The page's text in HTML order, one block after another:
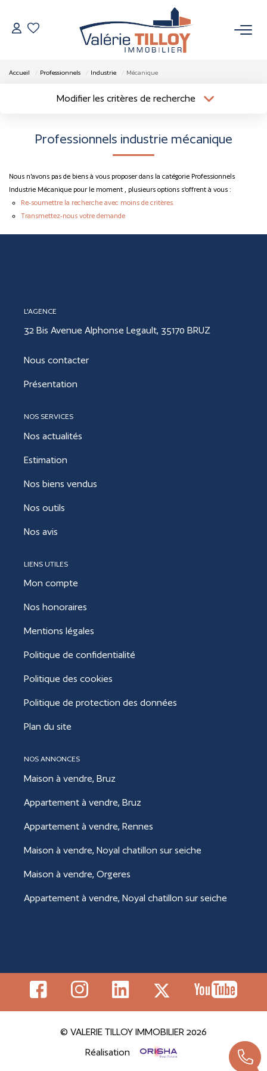
VENDRE
L’AGENCE
Qui Sommes Nous
Accueil Professionnels Industrie Mécanique
Modifier les critères de recherche
Plus de critères Créer une alerte
Professionnels industrie mécanique
Nous n'avons pas de biens à vous proposer dans la catégorie Professionnels
Industrie Mécanique pour le moment , plusieurs options s'offrent à vous :
Re-soumettre la recherche avec moins de critères.
Transmettez-nous votre demande
L'AGENCE
32 Bis Avenue Alphonse Legault, 35170 BRUZ
Nous contacter
Présentation
NOS SERVICES
Nos actualités
Estimation
Nos biens vendus
Nos outils
Nos avis
LIENS UTILES
Mon compte
Nos honoraires
Mentions légales
Politique de confidentialité
Politique des cookies
Politique de protection des données
Plan du site
NOS ANNONCES
Maison à vendre, Bruz
Appartement à vendre, Bruz
Appartement à vendre, Rennes
Maison à vendre, Noyal chatillon sur seiche
Maison à vendre, Orgeres
Appartement à vendre, Noyal chatillon sur seiche
© VALERIE TILLOY IMMOBILIER 2026
Réalisation